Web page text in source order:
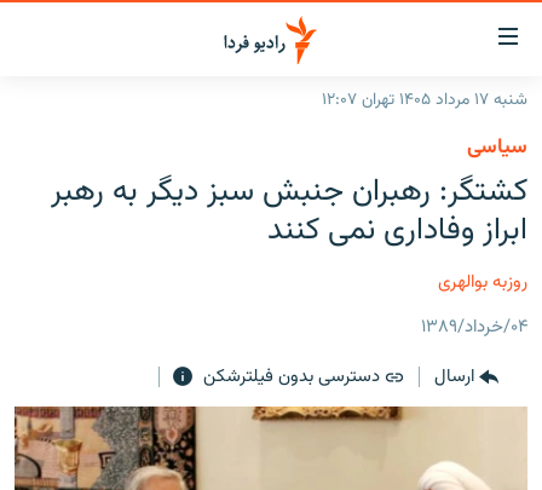
لینک‌های
قابلیت
دسترسی
بازگشت
به
منوی
اصلی
به
صفحه
ایران
جهان
فرکانس‌ها
پادکست
چندرسانه‌ای
گزارش‌های تصویری
گزارش‌های ویدئویی
زنان فردا
English
شنبه ۱۷ مرداد ۱۴۰۵ تهران ۱۲:۰۷
سیاسی
کشتگر: رهبران جنبش سبز دیگر به رهبر
ابراز وفاداری نمی کنند
روزبه بوالهری
۰۴/خرداد/۱۳۸۹
ارسال
دسترسی بدون فیلترشکن